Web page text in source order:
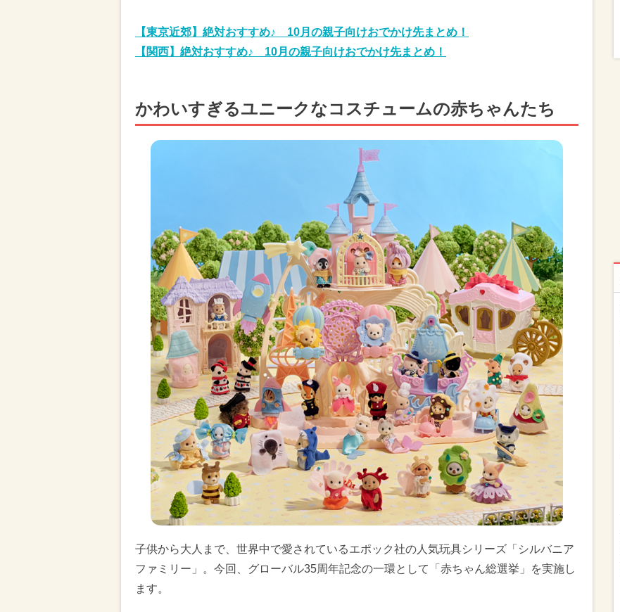
【東京近郊】絶対おすすめ♪ 10月の親子向けおでかけ先まとめ！
【関西】絶対おすすめ♪ 10月の親子向けおでかけ先まとめ！
かわいすぎるユニークなコスチュームの赤ちゃんたち
子供から大人まで、世界中で愛されているエポック社の人気玩具シリーズ「シルバニア
ファミリー」。今回、グローバル35周年記念の一環として「赤ちゃん総選挙」を実施し
ます。